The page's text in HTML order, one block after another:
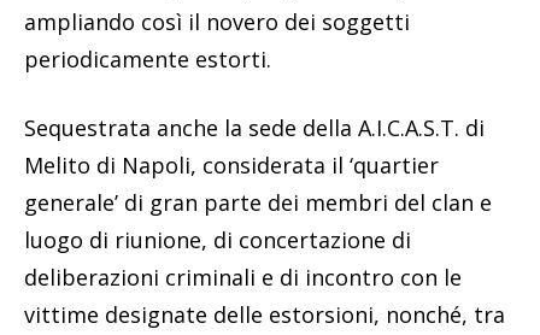
ampliando così il novero dei soggetti
periodicamente estorti.
Sequestrata anche la sede della A.I.C.A.S.T. di
Melito di Napoli, considerata il ‘quartier
generale’ di gran parte dei membri del clan e
luogo di riunione, di concertazione di
deliberazioni criminali e di incontro con le
vittime designate delle estorsioni, nonché, tra